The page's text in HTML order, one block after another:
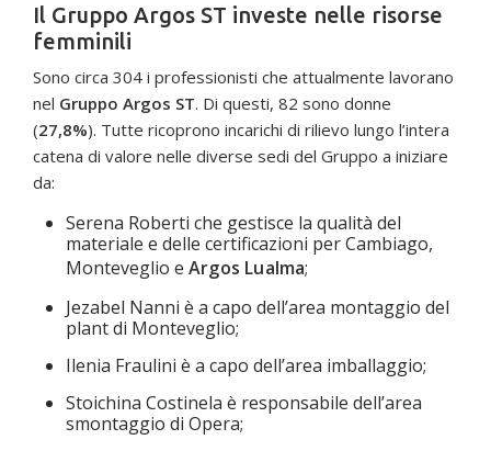
Il Gruppo Argos ST investe nelle risorse
femminili
Sono circa 304 i professionisti che attualmente lavorano
nel Gruppo Argos ST. Di questi, 82 sono donne
(27,8%). Tutte ricoprono incarichi di rilievo lungo l’intera
catena di valore nelle diverse sedi del Gruppo a iniziare
da:
Serena Roberti che gestisce la qualità del
materiale e delle certificazioni per Cambiago,
Monteveglio e Argos Lualma;
Jezabel Nanni è a capo dell’area montaggio del
plant di Monteveglio;
Ilenia Fraulini è a capo dell’area imballaggio;
Stoichina Costinela è responsabile dell’area
smontaggio di Opera;